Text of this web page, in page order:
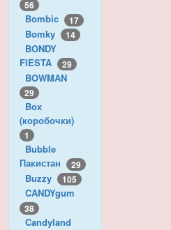
56
Bombic 17
Bomky 14
BONDY
FIESTA
29
BOWMAN
29
Box
(коробочки)
1
Bubble
Пакистан
29
Buzzy 105
CANDYgum
38
Candyland